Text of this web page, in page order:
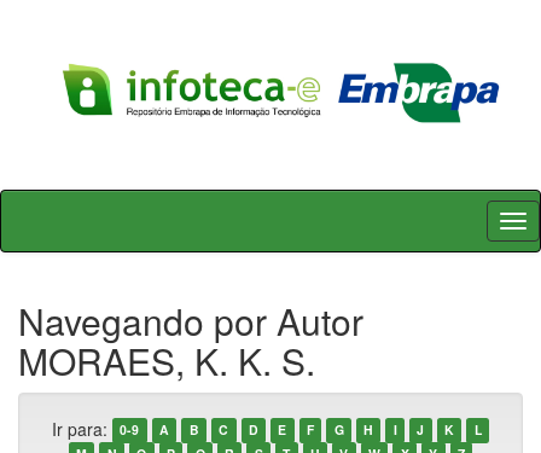
Skip
Navegando por Autor
MORAES, K. K. S.
Ir para: 0-9 A B C D E F G H I J K
L